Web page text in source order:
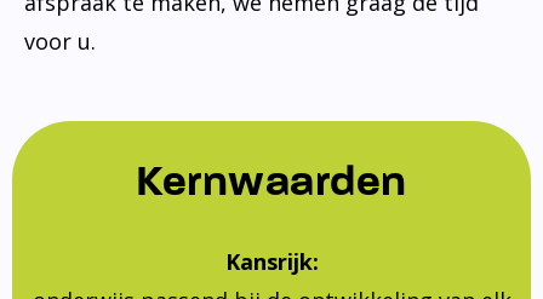
voor u.
Kernwaarden
Kansrijk: